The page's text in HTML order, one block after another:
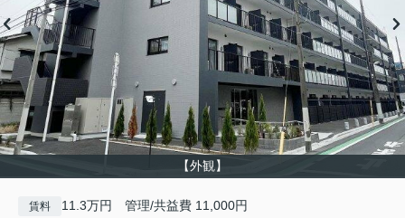
【外観】
賃料 11.3万円 管理/共益費 11,000円